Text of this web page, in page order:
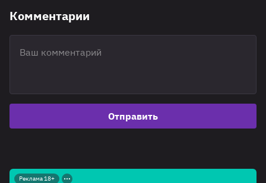
Комментарии
Отправить
Реклама 18+